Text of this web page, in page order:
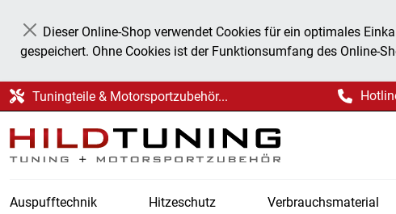
Schließen
Dieser Online-Shop verwendet Cookies für ein optimales
gespeichert. Ohne Cookies ist der Funktionsumfang des Online-
Tuningteile & Motorsportzubehör...
Auspufftechnik Hitzeschutz Verbrauchsmaterial